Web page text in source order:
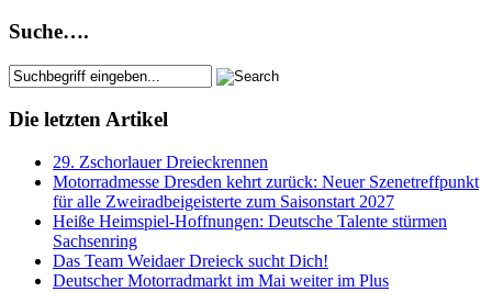
Suche….
Die letzten Artikel
29. Zschorlauer Dreieckrennen
Motorradmesse Dresden kehrt zurück: Neuer Szenetreffpunkt
für alle Zweiradbeigeisterte zum Saisonstart 2027
Heiße Heimspiel-Hoffnungen: Deutsche Talente stürmen
Sachsenring
Das Team Weidaer Dreieck sucht Dich!
Deutscher Motorradmarkt im Mai weiter im Plus